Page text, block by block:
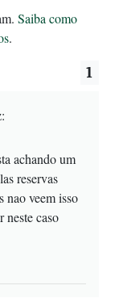
Saiba como
.
1
achando um
reservas
nao veem isso
neste caso